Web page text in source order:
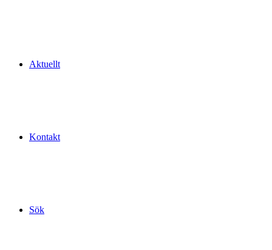
Aktuellt
Kontakt
Sök